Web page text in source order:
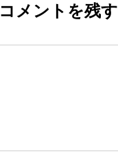
コメントを残す